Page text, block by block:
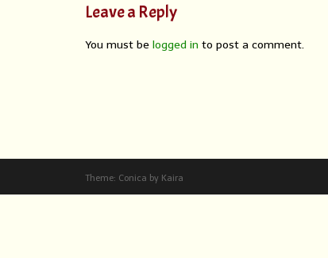
Leave a Reply
You must be logged in to post a comment.
Theme: Conica by Kaira